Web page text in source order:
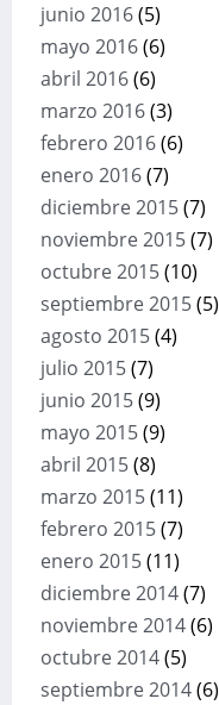
junio 2016(5)
mayo 2016(6)
abril 2016(6)
marzo 2016(3)
febrero 2016(6)
enero 2016(7)
diciembre 2015(7)
noviembre 2015(7)
octubre 2015(10)
septiembre 2015(5)
agosto 2015(4)
julio 2015(7)
junio 2015(9)
mayo 2015(9)
abril 2015(8)
marzo 2015(11)
febrero 2015(7)
enero 2015(11)
diciembre 2014(7)
noviembre 2014(6)
octubre 2014(5)
septiembre 2014(6)